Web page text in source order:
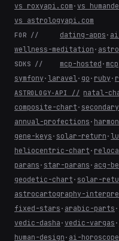
vs roxyapi.com · vs
vs astrologyapi.com
FOR // dating-apps ·
wellness-meditation ·
SDKS // mcp-hosted · mcp
symfony · laravel · go · ruby ·
ASTROLOGY-API // natal-
composite-chart ·
annual-profections ·
gene-keys · solar-return ·
heliocentric-chart ·
parans · star-parans · acg-
geodetic-chart · solar-
astrocartography-
fixed-stars · arabic-parts ·
vedic-dasha · vedic-vargas ·
human-design · ai-horoscope